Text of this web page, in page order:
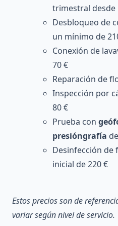
trimestral desde
Desbloqueo de
un mínimo de
Conexión de
70 €
Reparación de
Inspección por
80 €
Prueba con
presióngrafía
Desinfección de
inicial de 220 €
Estos precios son de
variar según nivel de servicio.